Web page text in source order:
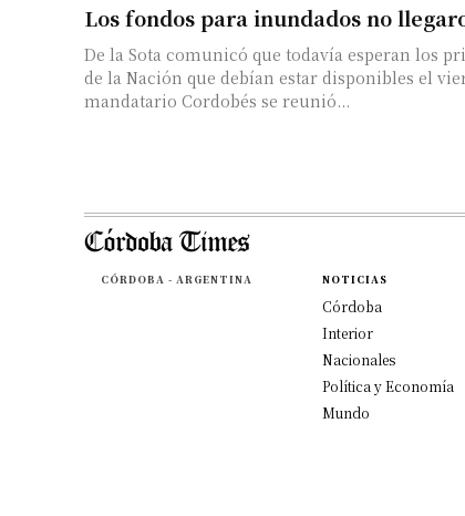
Los fondos para inundados no
De la Sota comunicó que todavía esperan los
de la Nación que debían estar disponibles el viernes
mandatario Cordobés se reunió...
CÓRDOBA - ARGENTINA NOTICIAS
Córdoba
Interior
Nacionales
Política y Economía
Mundo